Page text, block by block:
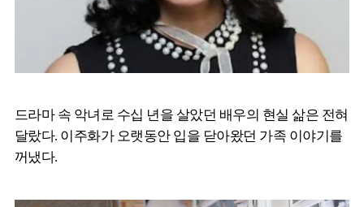
드라마 속 악녀로 수십 년을 살았던 배우의 현실 삶은 전혀
달랐다. 이주화가 오랫동안 입을 닫아왔던 가족 이야기를
꺼냈다.